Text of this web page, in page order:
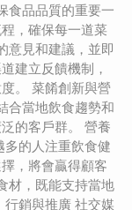
食品品質的重要一
，確保每一道菜
意見和建議，並即
建立反饋機制，
。 菜餚創新與營
合當地飲食趨勢和
的客戶群。 營養
的人注重飲食健
，將會贏得顧客
材，既能支持當地
銷與推廣 社交媒